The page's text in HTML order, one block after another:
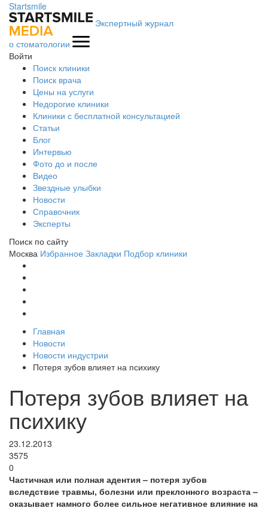
Startsmile
Экспертный журнал
о стоматологии
Войти
Поиск клиники
Поиск врача
Цены на услуги
Недорогие клиники
Клиники с бесплатной консультацией
Статьи
Блог
Интервью
Фото до и после
Видео
Звездные улыбки
Новости
Справочник
Эксперты
Поиск по сайту
Москва Избранное Закладки Подбор клиники
Главная
Новости
Новости индустрии
Потеря зубов влияет на психику
Потеря зубов влияет на
психику
23.12.2013
3575
0
Частичная или полная адентия – потеря зубов
вследствие травмы, болезни или преклонного возраста –
оказывает намного более сильное негативное влияние на